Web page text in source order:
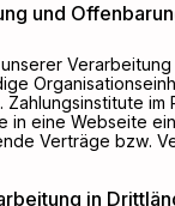
und
unserer
Zahlungsinstitute
in eine Webseite
Verträge bzw.
in